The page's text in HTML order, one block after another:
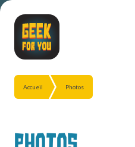
Accueil Photos